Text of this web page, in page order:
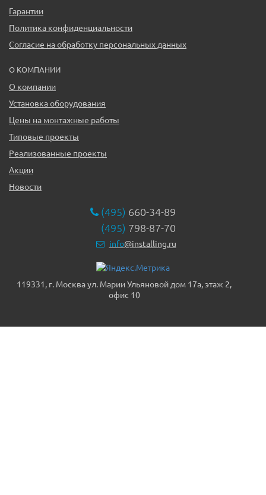
Гарантии
Политика конфиденциальности
Согласие на обработку персональных данных
О КОМПАНИИ
О компании
Установка оборудования
Цены на монтажные работы
Типовые проекты
Реализованные проекты
Акции
Новости
(495) 660-34-89
(495) 798-87-70
info@installing.ru
119331, г. Москва ул. Марии Ульяновой дом 17а, этаж 2,
офис 10